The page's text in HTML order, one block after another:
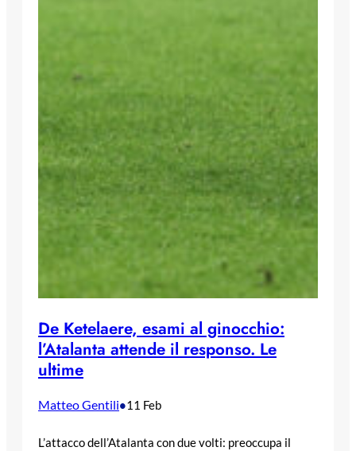
De Ketelaere, esami al ginocchio:
l’Atalanta attende il responso. Le
ultime
Matteo Gentili•11 Feb
L’attacco dell’Atalanta con due volti: preoccupa il